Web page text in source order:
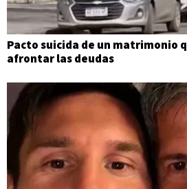
Pacto suicida de un matrimonio
afrontar las deudas